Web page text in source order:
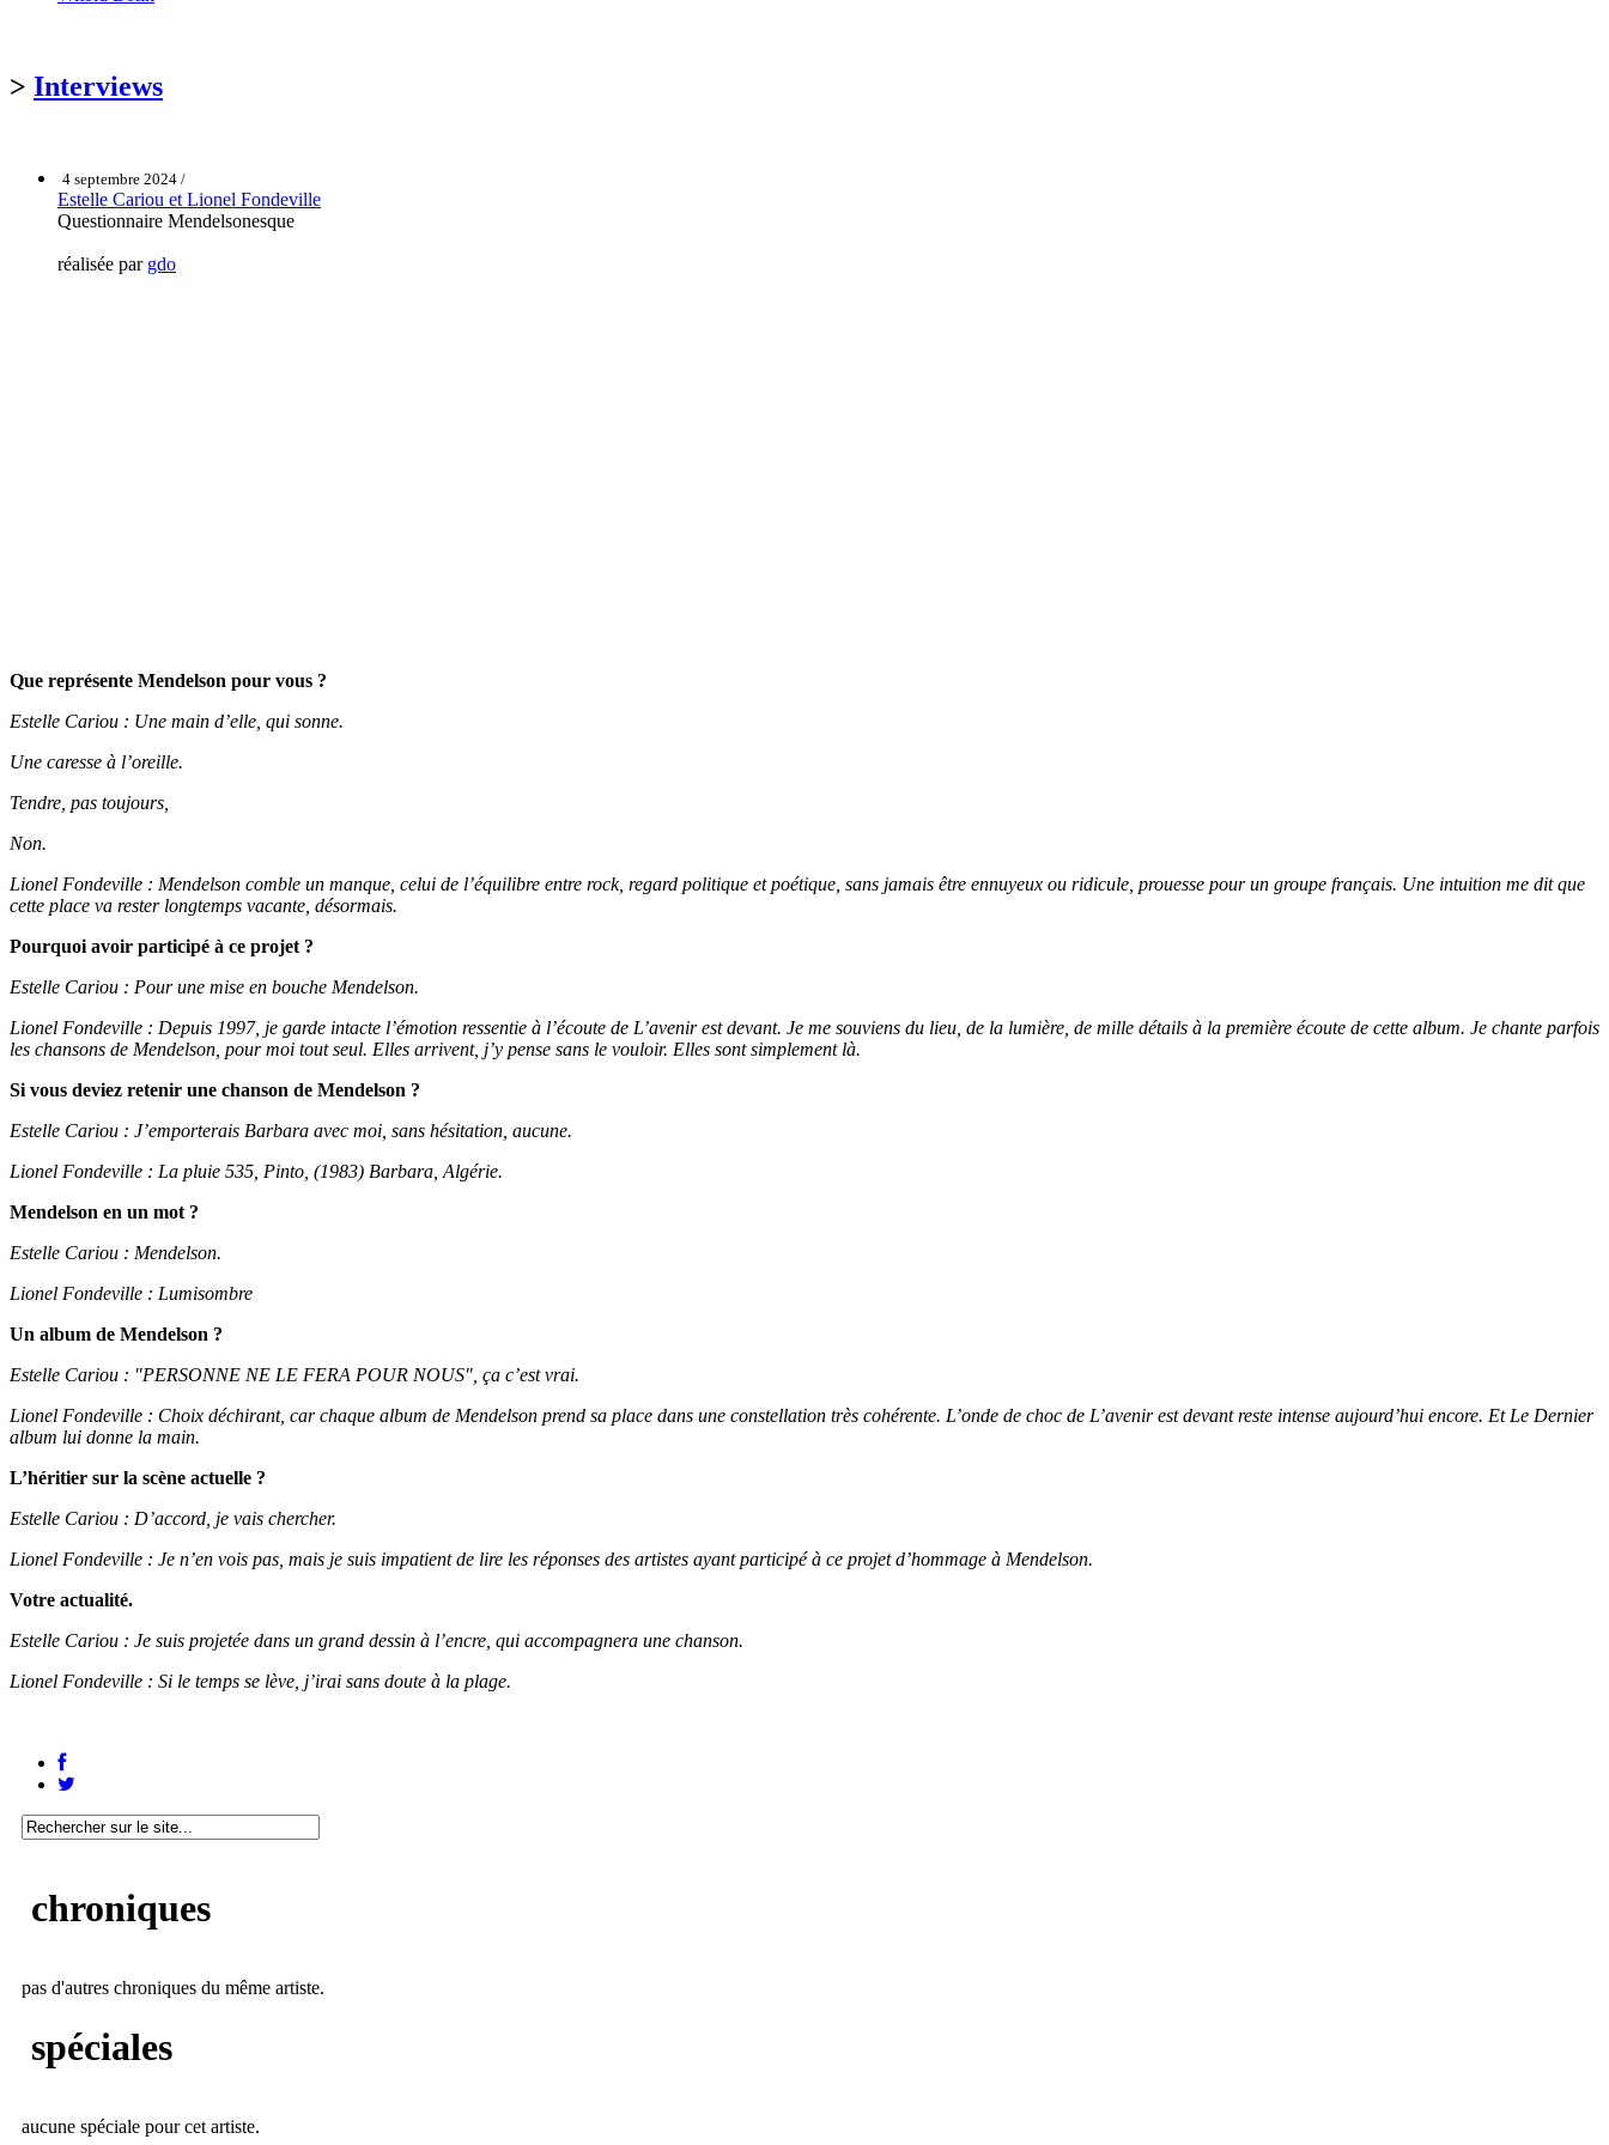
> Interviews
4 septembre 2024 /
Estelle Cariou et Lionel Fondeville
Questionnaire Mendelsonesque
réalisée par gdo
Que représente Mendelson pour vous ?
Estelle Cariou : Une main d’elle, qui sonne.
Une caresse à l’oreille.
Tendre, pas toujours,
Non.
Lionel Fondeville : Mendelson comble un manque, celui de l’équilibre entre rock, regard politique et poétique, sans jamais être ennuyeux ou ridicule, prouesse pour un groupe français. Une intuition me dit que
cette place va rester longtemps vacante, désormais.
Pourquoi avoir participé à ce projet ?
Estelle Cariou : Pour une mise en bouche Mendelson.
Lionel Fondeville : Depuis 1997, je garde intacte l’émotion ressentie à l’écoute de L’avenir est devant. Je me souviens du lieu, de la lumière, de mille détails à la première écoute de cette album. Je chante parfois
les chansons de Mendelson, pour moi tout seul. Elles arrivent, j’y pense sans le vouloir. Elles sont simplement là.
Si vous deviez retenir une chanson de Mendelson ?
Estelle Cariou : J’emporterais Barbara avec moi, sans hésitation, aucune.
Lionel Fondeville : La pluie 535, Pinto, (1983) Barbara, Algérie.
Mendelson en un mot ?
Estelle Cariou : Mendelson.
Lionel Fondeville : Lumisombre
Un album de Mendelson ?
Estelle Cariou : "PERSONNE NE LE FERA POUR NOUS", ça c’est vrai.
Lionel Fondeville : Choix déchirant, car chaque album de Mendelson prend sa place dans une constellation très cohérente. L’onde de choc de L’avenir est devant reste intense aujourd’hui encore. Et Le Dernier
album lui donne la main.
L’héritier sur la scène actuelle ?
Estelle Cariou : D’accord, je vais chercher.
Lionel Fondeville : Je n’en vois pas, mais je suis impatient de lire les réponses des artistes ayant participé à ce projet d’hommage à Mendelson.
Votre actualité.
Estelle Cariou : Je suis projetée dans un grand dessin à l’encre, qui accompagnera une chanson.
Lionel Fondeville : Si le temps se lève, j’irai sans doute à la plage.
chroniques
pas d'autres chroniques du même artiste.
spéciales
aucune spéciale pour cet artiste.